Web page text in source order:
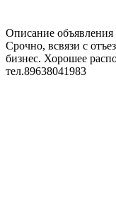
Описание объявления
Срочно, всвязи с
бизнес. Хорошее
тел.89638041983